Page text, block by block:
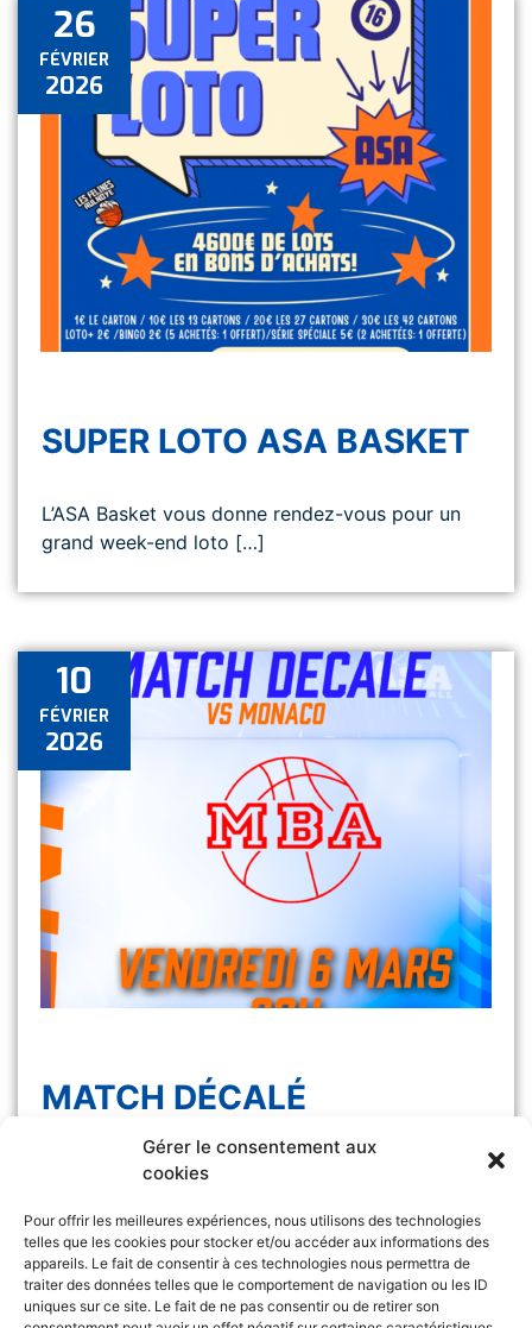
Gérer le consentement aux
cookies
Pour offrir les meilleures expériences, nous utilisons des technologies
telles que les cookies pour stocker et/ou accéder aux informations des
appareils. Le fait de consentir à ces technologies nous permettra de
traiter des données telles que le comportement de navigation ou les ID
uniques sur ce site. Le fait de ne pas consentir ou de retirer son
26
FÉVRIER
2026
SUPER LOTO ASA BASKET
L’ASA Basket vous donne rendez-vous pour un
grand week-end loto […]
10
FÉVRIER
2026
MATCH DÉCALÉ
Le match Les Félines vs Monaco, initialement